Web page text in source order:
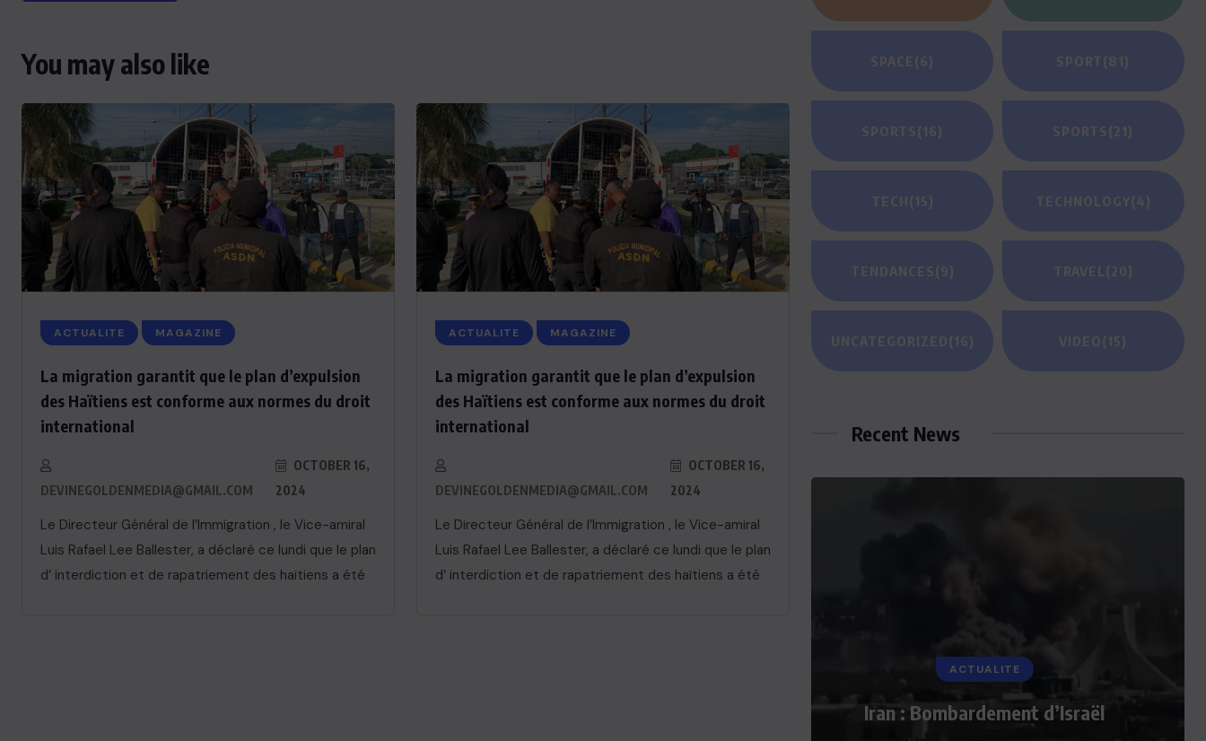
You may also like
ACTUALITE MAGAZINE
La migration garantit que le plan d’expulsion
des Haïtiens est conforme aux normes du droit
international
DEVINEGOLDENMEDIA@GMAIL.COM
OCTOBER 16,
2024
Le Directeur Général de l’Immigration , le Vice-amiral
Luis Rafael Lee Ballester, a déclaré ce lundi que le plan
d’ interdiction et de rapatriement des haïtiens a été
ACTUALITE MAGAZINE
La migration garantit que le plan d’expulsion
des Haïtiens est conforme aux normes du droit
international
DEVINEGOLDENMEDIA@GMAIL.COM
OCTOBER 16,
2024
Le Directeur Général de l’Immigration , le Vice-amiral
Luis Rafael Lee Ballester, a déclaré ce lundi que le plan
d’ interdiction et de rapatriement des haïtiens a été
SPACE(6) SPORT(81)
SPORTS(16) SPORTS(21)
TECH(15) TECHNOLOGY(4)
TENDANCES(9) TRAVEL (20)
UNCATEGORIZED(16) VIDEO(15)
Recent News
ACTUALITE
Iran : Bombardement d’Israël